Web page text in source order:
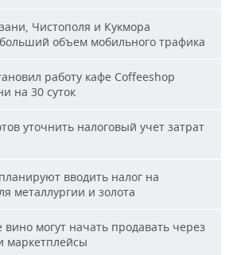
Чистополя и Кукмора
объем мобильного трафика
работу кафе Coffeeshop
на 30 суток
уточнить налоговый учет затрат
вводить налог на
металлургии и золота
вино могут начать продавать через
маркетплейсы